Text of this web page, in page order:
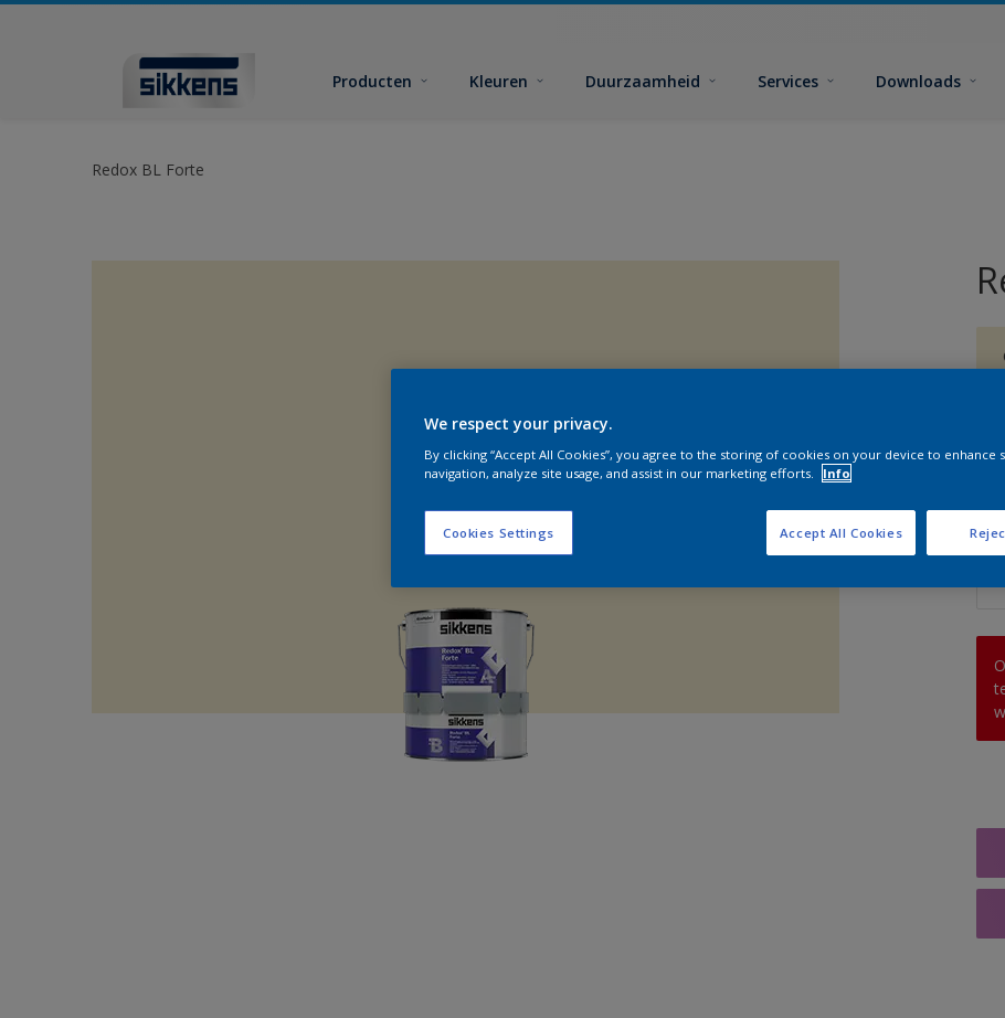
Producten Kleuren Duurzaamheid Services Downloads
Redox BL Forte
We respect your privacy.
By clicking “Accept All Cookies”, you agree to the storing of cookies on your device to enhance
navigation, analyze site usage, and assist in our marketing efforts.
Info
Cookies Settings Accept All Cookies